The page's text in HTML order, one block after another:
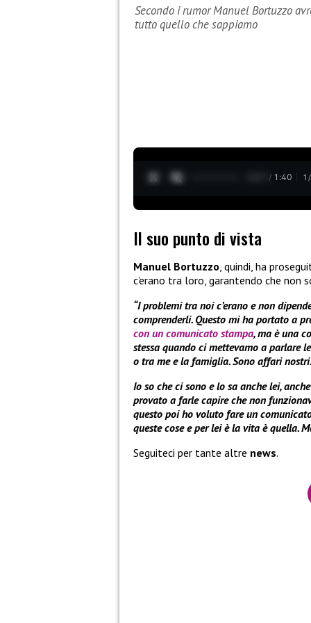
Secondo i rumor Manuel Bortuzzo
tutto quello che sappiamo
0:28 / 1:40 1 /
Il suo punto di vista
Manuel Bortuzzo, quindi, ha
c’erano tra loro, garantendo che non
“I problemi tra noi c’erano e non
comprenderli. Questo mi ha portato a
con un comunicato stampa, ma è una
stessa quando ci mettevamo a parlare
o tra me e la famiglia. Sono affari
Io so che ci sono e lo sa anche lei,
provato a farle capire che non
questo poi ho voluto fare un
queste cose e per lei è la vita è quella.
Seguiteci per tante altre news.